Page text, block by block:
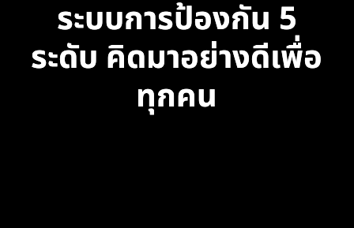
ระบบการป้องกัน 5
ระดับ คิดมาอย่างดีเพื่อ
ทุกคน